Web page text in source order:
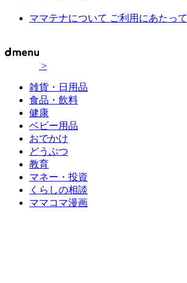
ママテナについて ご利用にあたって
>
雑貨・日用品
食品・飲料
健康
ベビー用品
おでかけ
どうぶつ
教育
マネー・投資
くらしの相談
ママコマ漫画